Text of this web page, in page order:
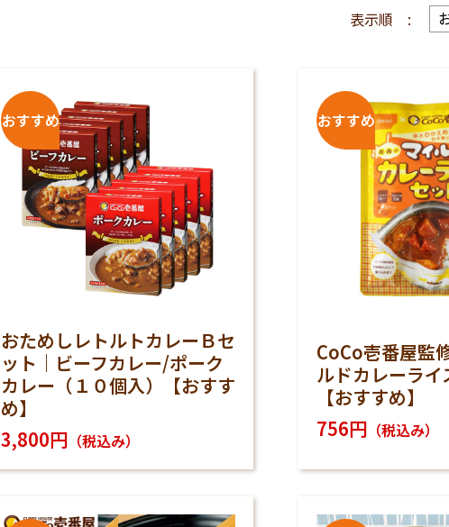
表示順 :
おためしレトルトカレーＢセ
ット｜ビーフカレー/ポーク
カレー（１０個入）【おすす
め】
3,800円 （税込み）
CoCo壱番屋監
ルドカレーライ
【おすすめ】
756円 （税込み）